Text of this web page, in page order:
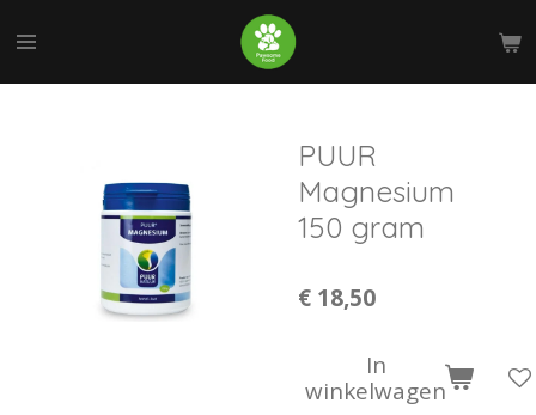
direct
PUUR
Magnesium
150 gram
€ 18,50
In
winkelwagen